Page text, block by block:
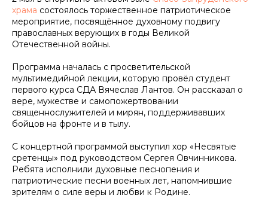
храма состоялось торжественное патриотическое
мероприятие, посвящённое духовному подвигу
православных верующих в годы Великой
Отечественной войны.
Программа началась с просветительской
мультимедийной лекции, которую провёл студент
первого курса СДА Вячеслав Лантов. Он рассказал о
вере, мужестве и самопожертвовании
священнослужителей и мирян, поддерживавших
бойцов на фронте и в тылу.
С концертной программой выступил хор «Несвятые
сретенцы» под руководством Сергея Овчинникова.
Ребята исполнили духовные песнопения и
патриотические песни военных лет, напомнившие
зрителям о силе веры и любви к Родине.